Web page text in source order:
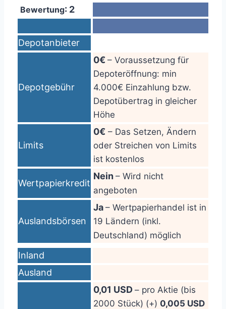
Bewertung: 2
Depotanbieter
Depotgebühr
0€ – Voraussetzung für
Depoteröffnung: min
4.000€ Einzahlung bzw.
Depotübertrag in gleicher
Höhe
Limits
0€ – Das Setzen, Ändern
oder Streichen von Limits
ist kostenlos
Wertpapierkredit
Nein – Wird nicht
angeboten
Auslandsbörsen
Ja – Wertpapierhandel ist in
19 Ländern (inkl.
Deutschland) möglich
Inland
Ausland
0,01 USD – pro Aktie (bis
2000 Stück) (+) 0,005 USD